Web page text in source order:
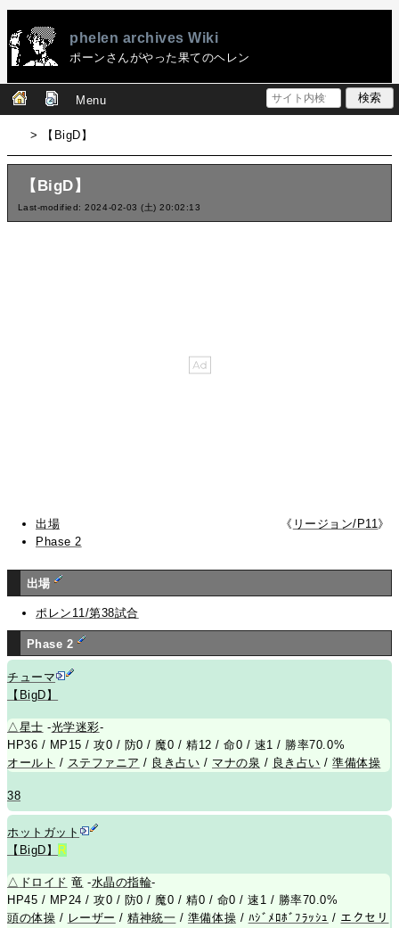
phelen archives Wiki
ポーンさんがやった果てのヘレン
Menu
> 【BigD】
【BigD】
Last-modified: 2024-02-03 (土) 20:02:13
出場
Phase 2
《 リージョン/P11 》
出場
ポレン11/第38試合
Phase 2
チューマ
【BigD】
△星士 -光学迷彩-
HP36 / MP15 / 攻0 / 防0 / 魔0 / 精12 / 命0 / 速1 / 勝率70.0%
オールト / ステファニア / 良き占い / マナの泉 / 良き占い /準備体操
38
ホットガット
【BigD】
R
△ ドロイド 竜 -水晶の指輪-
HP45 / MP24 / 攻0 / 防0 / 魔0 / 精0 / 命0 / 速1 / 勝率70.0%
頭の体操 / レーザー /精神統一 / 準備体操 / ﾊｼﾞﾒﾛﾎﾞﾌﾗｯｼｭ / エクセリ